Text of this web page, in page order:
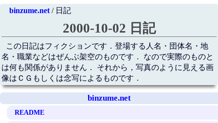
binzume.net/ 日記
2000-10-02 日記
この日記はフィクションです．登場する人名・団体名・地
名・職業などはぜんぶ架空のものです． なので実際のものと
は何も関係がありません． それから，写真のように見える画
像はＣＧもしくは念写によるものです．
binzume.net
README